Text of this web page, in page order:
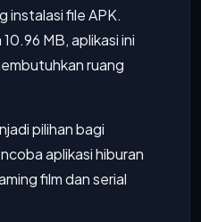
instalasi file APK.
MB, aplikasi ini
ruang
pilihan bagi
aplikasi hiburan
film dan serial